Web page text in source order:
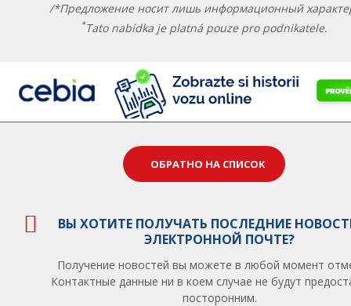
/*Предложение носит лишь информационный
*Tato nabídka je platná pouze pro podnikatele.
ОБРАТНО НА СПИСОК
ВЫ ХОТИТЕ ПОЛУЧАТЬ ПОСЛЕДНИЕ
ЭЛЕКТРОННОЙ ПОЧТЕ?
Получение новостей вы можете в любой момент
Контактные данные ни в коем случае не будут
посторонним.